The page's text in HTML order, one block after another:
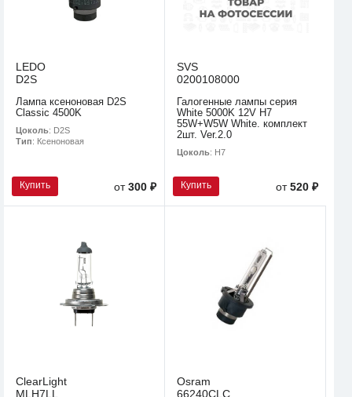
LEDO
D2S
Лампа ксеноновая D2S
Classic 4500K
Цоколь: D2S
Тип: Ксеноновая
Купить от300 ₽
SVS
0200108000
Галогенные лампы серия
White 5000K 12V H7
55W+W5W White. комплект
2шт. Ver.2.0
Цоколь: H7
Купить от520 ₽
ClearLight
MLH7LL
Osram
66240CLC